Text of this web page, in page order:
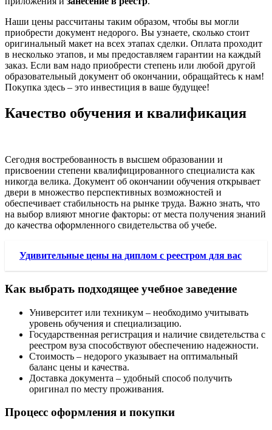
Наши цены рассчитаны таким образом, чтобы вы могли
приобрести документ недорого. Вы узнаете, сколько стоит
оригинальный макет на всех этапах сделки. Оплата проходит
в несколько этапов, и мы предоставляем гарантии на каждый
заказ. Если вам надо приобрести степень или любой другой
образовательный документ об окончании, обращайтесь к нам!
Покупка здесь – это инвестиция в ваше будущее!
Качество обучения и квалификация
Сегодня востребованность в высшем образовании и
присвоении степени квалифицированного специалиста как
никогда велика. Документ об окончании обучения открывает
двери в множество перспективных возможностей и
обеспечивает стабильность на рынке труда. Важно знать, что
на выбор влияют многие факторы: от места получения знаний
до качества оформленного свидетельства об учебе.
Удивительные цены на диплом с реестром для вас
Как выбрать подходящее учебное заведение
Университет или техникум – необходимо учитывать
уровень обучения и специализацию.
Государственная регистрация и наличие свидетельства с
реестром вуза способствуют обеспечению надежности.
Стоимость – недорого указывает на оптимальный
баланс цены и качества.
Доставка документа – удобный способ получить
оригинал по месту проживания.
Процесс оформления и покупки